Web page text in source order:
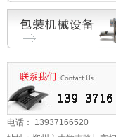
电话： 13937166520